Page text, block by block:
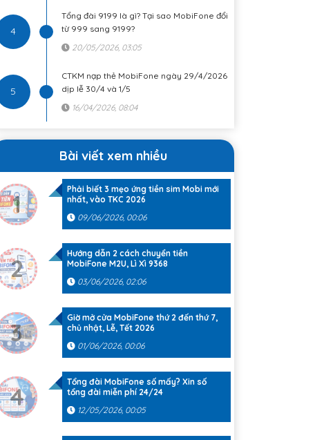
4
Tổng đài 9199 là gì? Tại sao MobiFone đổi
từ 999 sang 9199?
20/05/2026, 03:05
5
CTKM nạp thẻ MobiFone ngày 29/4/2026
dịp lễ 30/4 và 1/5
16/04/2026, 08:04
Bài viết xem nhiều
1
Phải biết 3 mẹo ứng tiền sim Mobi mới
nhất, vào TKC 2026
09/06/2026, 00:06
2
Hướng dẫn 2 cách chuyển tiền
MobiFone M2U, Lì Xì 9368
03/06/2026, 02:06
3
Giờ mở cửa MobiFone thứ 2 đến thứ 7,
chủ nhật, Lễ, Tết 2026
01/06/2026, 00:06
4
Tổng đài MobiFone số mấy? Xin số
tổng đài miễn phí 24/24
12/05/2026, 00:05